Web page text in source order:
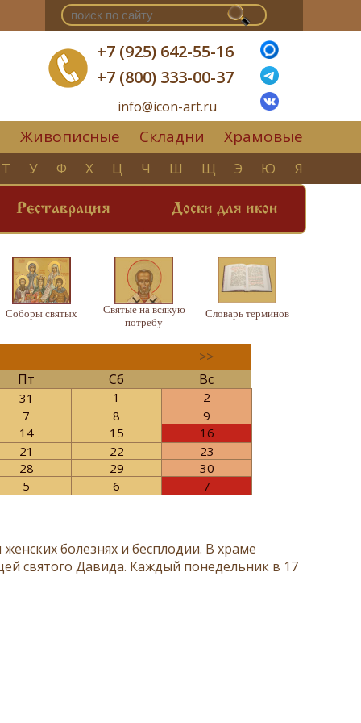
+7 (925) 642-55-16
+7 (800) 333-00-37
info@icon-art.ru
Живописные Складни Храмовые
Т У Ф Х Ц Ч Ш Щ Э Ю Я
Реставрация Доски для икон
Соборы святых
Святые на всякую
потребу
Словарь терминов
>>
Пт Сб Вс
31 1
2
7 8
9
14 15
16
21 22
23
28 29
30
5 6 7
болезнях и бесплодии. В храме
святого Давида. Каждый понедельник в 17